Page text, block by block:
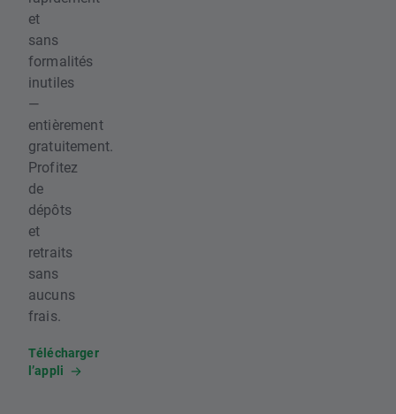
et
sans
formalités
inutiles
—
entièrement
gratuitement.
Profitez
de
dépôts
et
retraits
sans
aucuns
frais.
Télécharger
l’appli